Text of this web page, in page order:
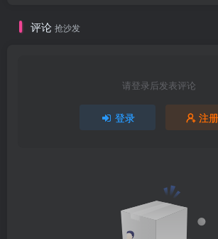
评论 抢沙发
请登录后发表评论
登录 注册